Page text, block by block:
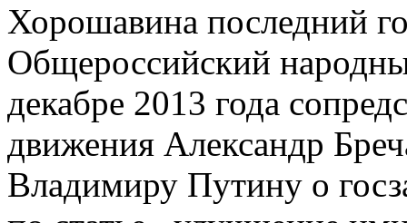
Хорошавина последний
Общероссийский
декабре 2013 года
движения Александр
Владимиру Путину о